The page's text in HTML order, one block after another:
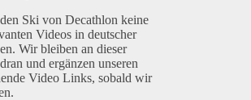
Ski von Decathlon keine
Videos in deutscher
Wir bleiben an dieser
und ergänzen unseren
Video Links, sobald wir